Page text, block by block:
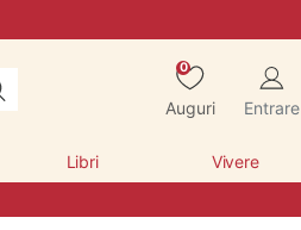
0
Auguri Entrare
Libri Vivere